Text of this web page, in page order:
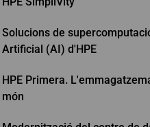
Solucions de
Artificial (AI) d'HPE
HPE Primera.
món